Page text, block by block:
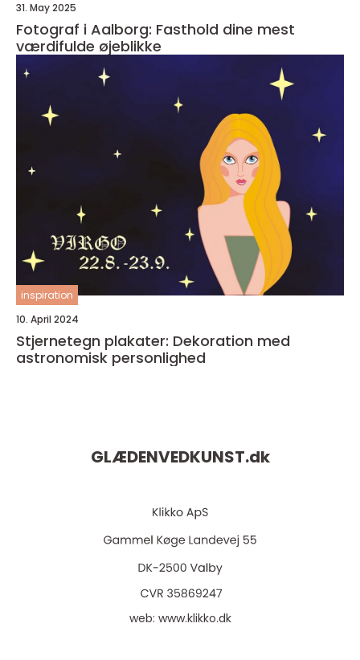
31. May 2025
Fotograf i Aalborg: Fasthold dine mest
værdifulde øjeblikke
inspiration
10. April 2024
Stjernetegn plakater: Dekoration med
astronomisk personlighed
GLÆDENVEDKUNST.dk
web: www.klikko.dk